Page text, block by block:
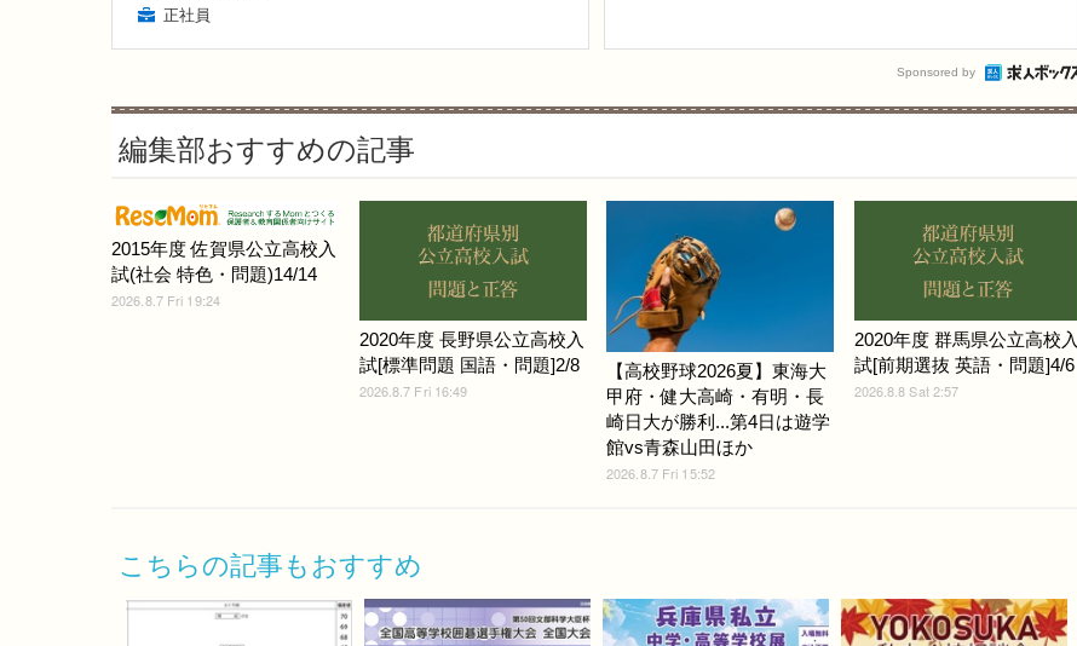
正社員
Sponsored by
編集部おすすめの記事
2015年度 佐賀県公立高校入
試(社会 特色・問題)14/14
2026.8.7 Fri 19:24
2020年度 長野県公立高校入
試[標準問題 国語・問題]2/8
2026.8.7 Fri 16:49
【高校野球2026夏】東海大
甲府・健大高崎・有明・長
崎日大が勝利...第4日は遊学
館vs青森山田ほか
2026.8.7 Fri 15:52
2020年度 群馬県公立高校入
試[前期選抜 英語・問題]4/6
2026.8.8 Sat 2:57
こちらの記事もおすすめ